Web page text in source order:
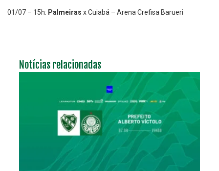
01/07 – 15h: Palmeiras x Cuiabá – Arena Crefisa Barueri
Notícias relacionadas